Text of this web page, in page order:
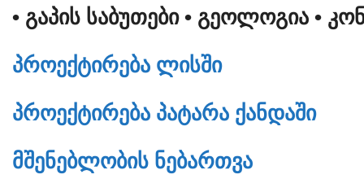
• ᲒᲐᲞᲘᲡ ᲡᲐᲑᲣᲗᲔᲑᲘ • ᲒᲔᲝᲚᲝᲒᲘᲐ •
ᲞᲠᲝᲔᲥᲢᲘᲠᲔᲑᲐ ᲚᲘᲡᲨᲘ
ᲞᲠᲝᲔᲥᲢᲘᲠᲔᲑᲐ ᲞᲐᲢᲐᲠᲐ ᲥᲐᲜᲓᲐᲨᲘ
ᲛᲨᲔᲜᲔᲑᲚᲝᲑᲘᲡ ᲜᲔᲑᲐᲠᲗᲕᲐ